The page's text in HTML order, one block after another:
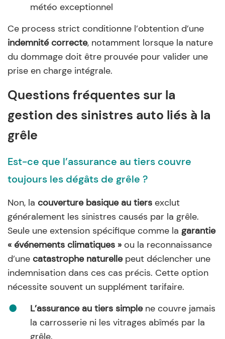
météo exceptionnel
Ce process strict conditionne l’obtention d’une
indemnité correcte, notamment lorsque la nature
du dommage doit être prouvée pour valider une
prise en charge intégrale.
Questions fréquentes sur la
gestion des sinistres auto liés à la
grêle
Est-ce que l’assurance au tiers couvre
toujours les dégâts de grêle ?
Non, la couverture basique au tiers exclut
généralement les sinistres causés par la grêle.
Seule une extension spécifique comme la garantie
« événements climatiques » ou la reconnaissance
d’une catastrophe naturellepeut déclencher une
indemnisation dans ces cas précis. Cette option
nécessite souvent un supplément tarifaire.
L’assurance au tiers simplene couvre jamais
la carrosserie ni les vitrages abîmés par la
grêle.